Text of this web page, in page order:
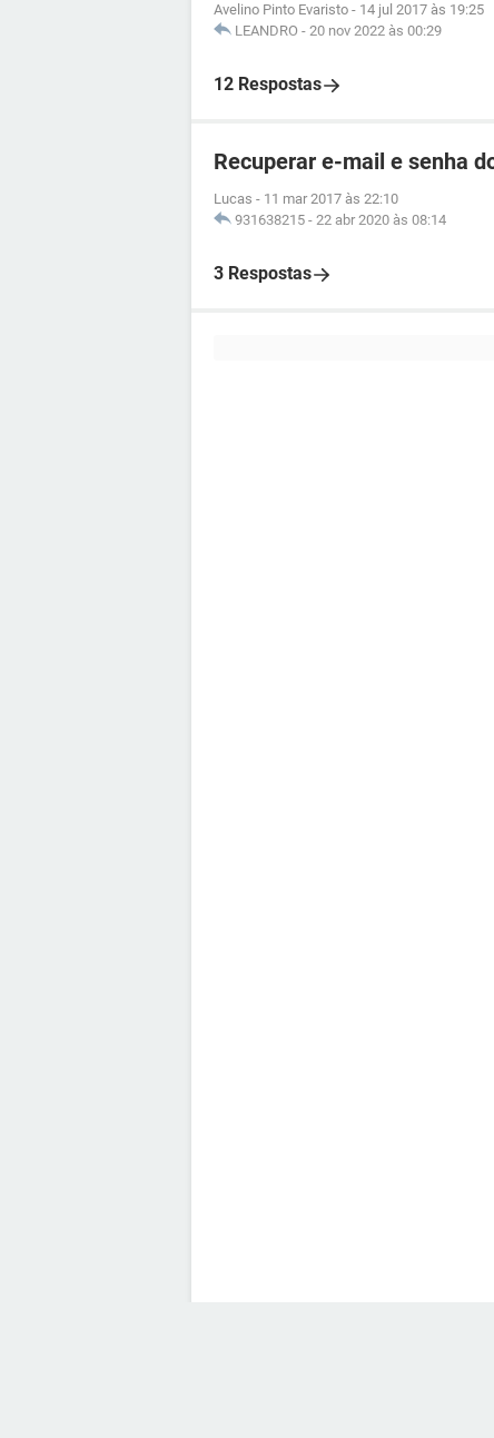
Avelino Pinto Evaristo - 14 jul 2017 às 19:25
LEANDRO - 20 nov 2022 às 00:29
12 Respostas
Recuperar e-mail e senha
Lucas - 11 mar 2017 às 22:10
931638215 - 22 abr 2020 às 08:14
3 Respostas